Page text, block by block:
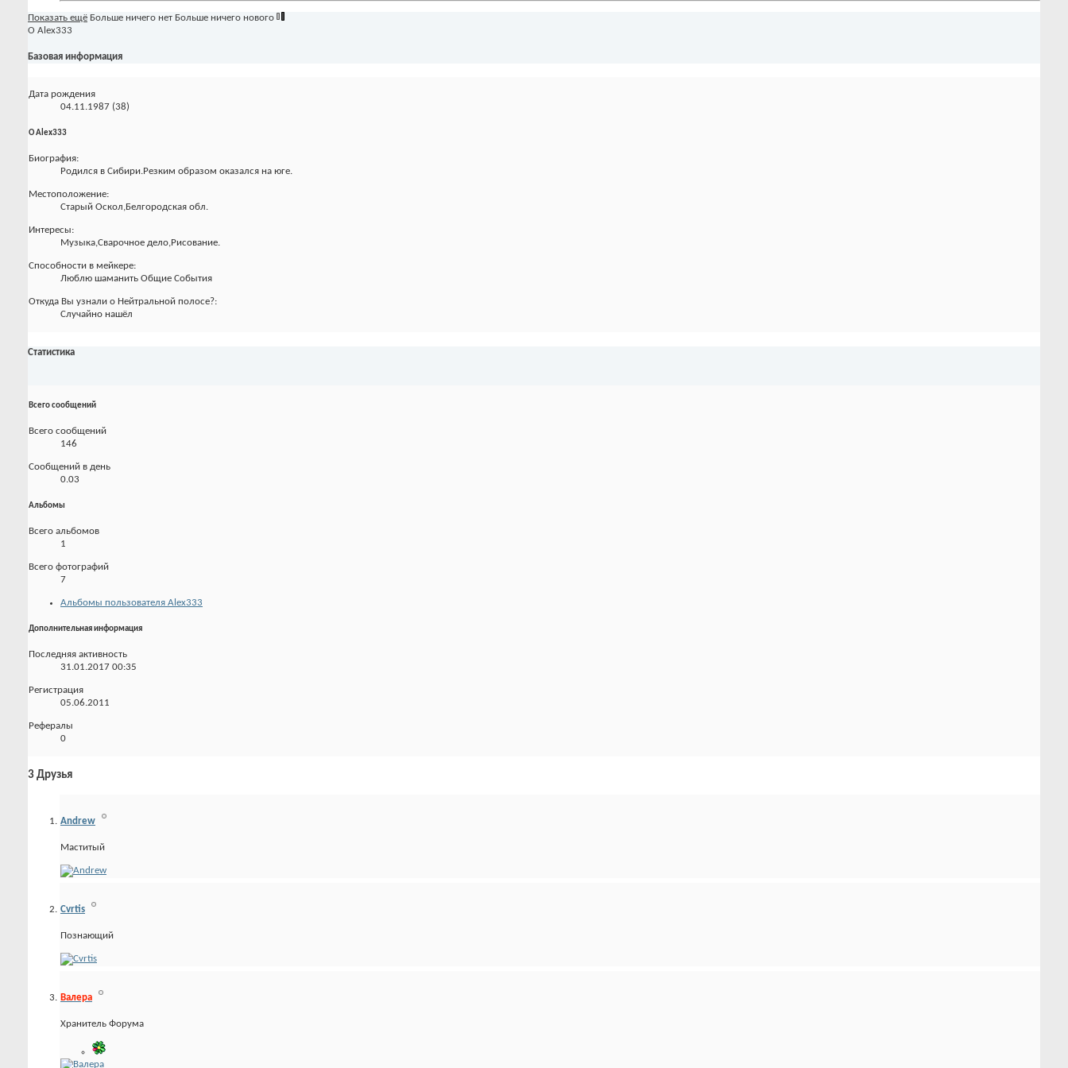
Показать ещё Больше ничего нет Больше ничего нового
О Alex333
Базовая информация
Дата рождения
04.11.1987 (38)
О Alex333
Биография:
Родился в Сибири.Резким образом оказался на юге.
Местоположение:
Старый Оскол,Белгородская обл.
Интересы:
Музыка,Сварочное дело,Рисование.
Способности в мейкере:
Люблю шаманить Общие События
Откуда Вы узнали о Нейтральной полосе?:
Случайно нашёл
Статистика
Всего сообщений
Всего сообщений
146
Сообщений в день
0.03
Альбомы
Всего альбомов
1
Всего фотографий
7
Альбомы пользователя Alex333
Дополнительная информация
Последняя активность
31.01.2017 00:35
Регистрация
05.06.2011
Рефералы
0
3 Друзья
Andrew
Маститый
Cvrtis
Познающий
Валера
Хранитель Форума